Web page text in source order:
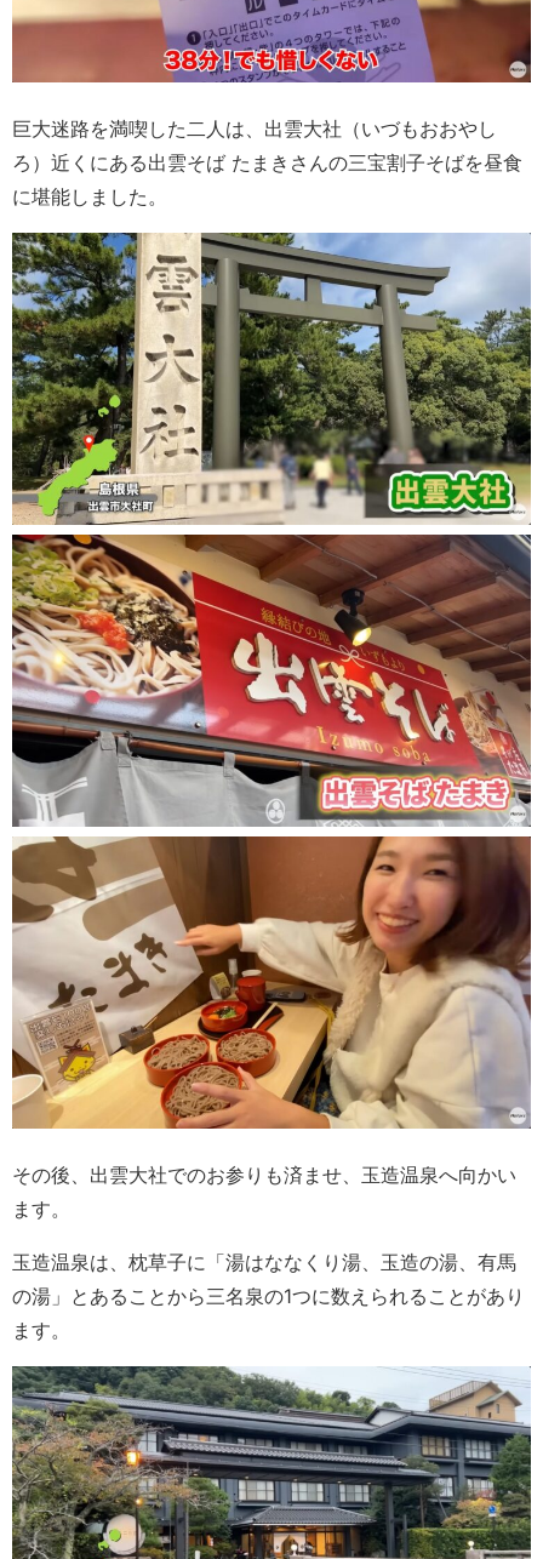
巨大迷路を満喫した二人は、出雲大社（いづもおおやし
ろ）近くにある出雲そば たまきさんの三宝割子そばを昼食
に堪能しました。
その後、出雲大社でのお参りも済ませ、玉造温泉へ向かい
ます。
玉造温泉は、枕草子に「湯はななくり湯、玉造の湯、有馬
の湯」とあることから三名泉の1つに数えられることがあり
ます。